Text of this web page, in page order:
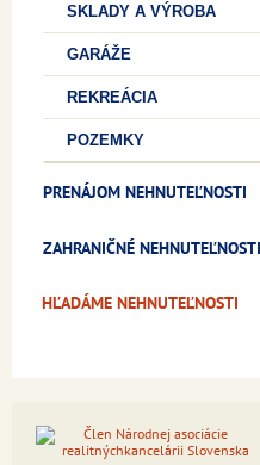
SKLADY A VÝROBA
GARÁŽE
REKREÁCIA
POZEMKY
PRENÁJOM NEHNUTEĽNOSTI
ZAHRANIČNÉ NEHNUTEĽNOSTI
HĽADÁME NEHNUTEĽNOSTI